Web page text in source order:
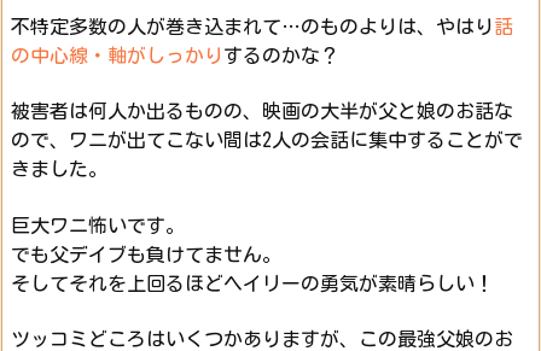
不特定多数の人が巻き込まれて…のものよりは、やはり話
の中心線・軸がしっかり するのかな？
被害者は何人か出るものの、映画の大半が父と娘のお話な
ので、ワニが出てこない間は2人の会話に集中することがで
きました。
巨大ワニ怖いです。
でも父デイブも負けてません。
そしてそれを上回るほどヘイリーの勇気が素晴らしい！
ツッコミどころはいくつかありますが、この最強父娘のお